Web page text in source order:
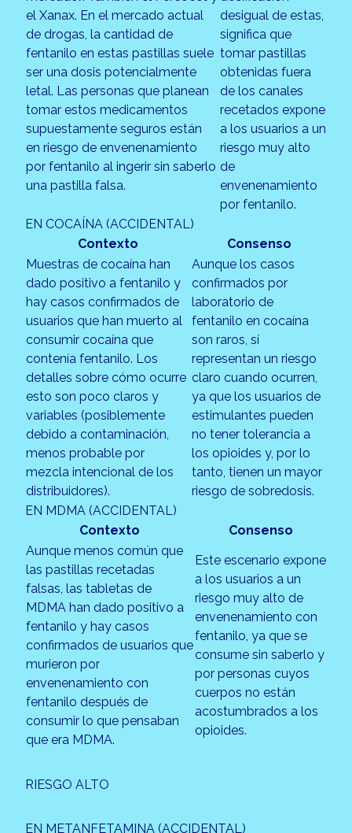
el Xanax. En el mercado actual
de drogas, la cantidad de
fentanilo en estas pastillas suele
ser una dosis potencialmente
letal. Las personas que planean
tomar estos medicamentos
supuestamente seguros están
en riesgo de envenenamiento
por fentanilo al ingerir sin saberlo
una pastilla falsa.
desigual de estas,
significa que
tomar pastillas
obtenidas fuera
de los canales
recetados expone
a los usuarios a un
riesgo muy alto
de
envenenamiento
por fentanilo.
EN COCAÍNA (ACCIDENTAL)
Contexto
Consenso
Muestras de cocaína han
dado positivo a fentanilo y
hay casos confirmados de
usuarios que han muerto al
consumir cocaína que
contenía fentanilo. Los
detalles sobre cómo ocurre
esto son poco claros y
variables (posiblemente
debido a contaminación,
menos probable por
mezcla intencional de los
distribuidores).
Aunque los casos
confirmados por
laboratorio de
fentanilo en cocaína
son raros, sí
representan un riesgo
claro cuando ocurren,
ya que los usuarios de
estimulantes pueden
no tener tolerancia a
los opioides y, por lo
tanto, tienen un mayor
riesgo de sobredosis.
EN MDMA (ACCIDENTAL)
Contexto
Consenso
Aunque menos común que
las pastillas recetadas
falsas, las tabletas de
MDMA han dado positivo a
fentanilo y hay casos
confirmados de usuarios que
murieron por
envenenamiento con
fentanilo después de
consumir lo que pensaban
que era MDMA.
Este escenario expone
a los usuarios a un
riesgo muy alto de
envenenamiento con
fentanilo, ya que se
consume sin saberlo y
por personas cuyos
cuerpos no están
acostumbrados a los
opioides.
RIESGO ALTO
EN METANFETAMINA (ACCIDENTAL)